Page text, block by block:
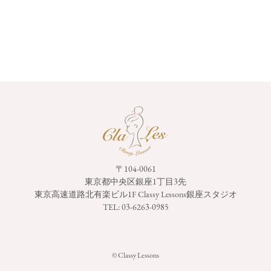
〒104-0061
東京都中央区銀座1丁目3先
東京高速道路北有楽ビル1FClassy Lessons銀座スタジオ
TEL:03-6263-0985
© Classy Lessons